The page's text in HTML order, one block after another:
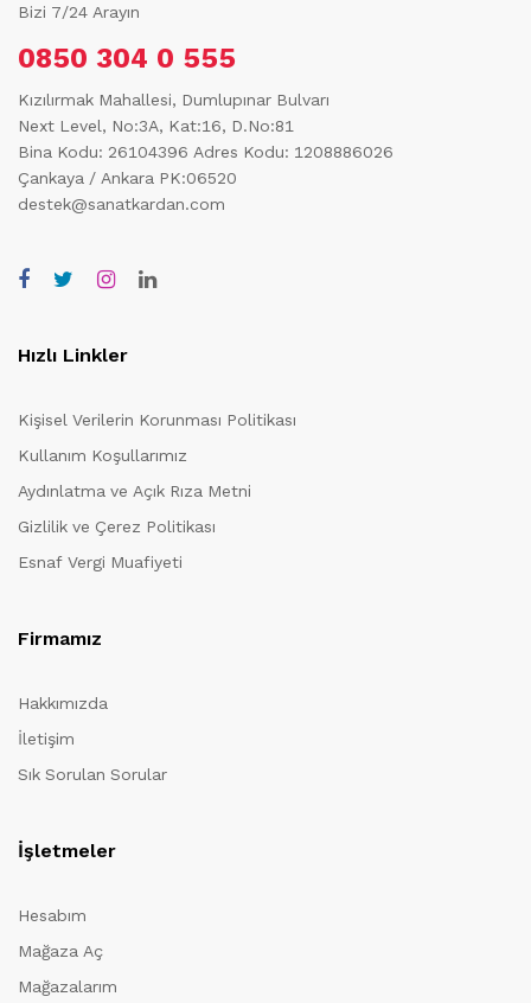
Bizi 7/24 Arayın
0850 304 0 555
Kızılırmak Mahallesi, Dumlupınar Bulvarı
Next Level, No:3A, Kat:16, D.No:81
Bina Kodu: 26104396 Adres Kodu: 1208886026
Çankaya / Ankara PK:06520
destek@sanatkardan.com
Hızlı Linkler
Kişisel Verilerin Korunması Politikası
Kullanım Koşullarımız
Aydınlatma ve Açık Rıza Metni
Gizlilik ve Çerez Politikası
Esnaf Vergi Muafiyeti
Firmamız
Hakkımızda
İletişim
Sık Sorulan Sorular
İşletmeler
Hesabım
Mağaza Aç
Mağazalarım